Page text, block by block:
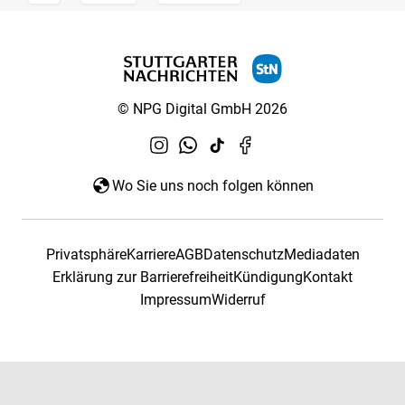
© NPG Digital GmbH 2026
Wo Sie uns noch folgen können
PrivatsphäreKarriereAGBDatenschutzMediadaten
Erklärung zur BarrierefreiheitKündigungKontakt
ImpressumWiderruf